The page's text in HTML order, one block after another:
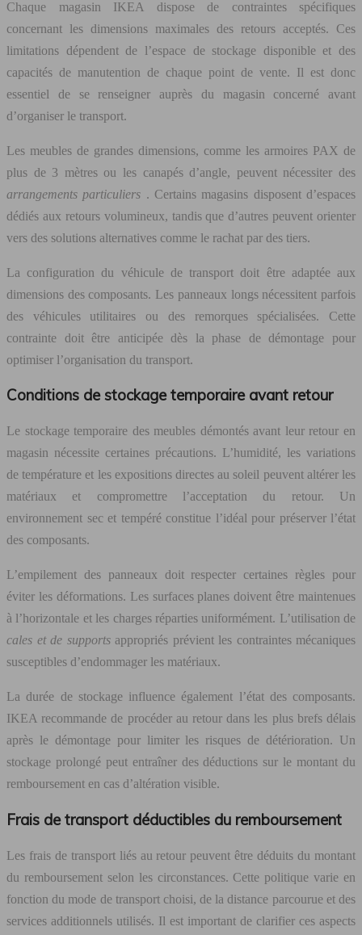
Chaque magasin IKEA dispose de contraintes spécifiques
concernant les dimensions maximales des retours acceptés. Ces
limitations dépendent de l’espace de stockage disponible et des
capacités de manutention de chaque point de vente. Il est donc
essentiel de se renseigner auprès du magasin concerné avant
d’organiser le transport.
Les meubles de grandes dimensions, comme les armoires PAX de
plus de 3 mètres ou les canapés d’angle, peuvent nécessiter des
arrangements particuliers . Certains magasins disposent d’espaces
dédiés aux retours volumineux, tandis que d’autres peuvent orienter
vers des solutions alternatives comme le rachat par des tiers.
La configuration du véhicule de transport doit être adaptée aux
dimensions des composants. Les panneaux longs nécessitent parfois
des véhicules utilitaires ou des remorques spécialisées. Cette
contrainte doit être anticipée dès la phase de démontage pour
optimiser l’organisation du transport.
Conditions de stockage temporaire avant retour
Le stockage temporaire des meubles démontés avant leur retour en
magasin nécessite certaines précautions. L’humidité, les variations
de température et les expositions directes au soleil peuvent altérer les
matériaux et compromettre l’acceptation du retour. Un
environnement sec et tempéré constitue l’idéal pour préserver l’état
des composants.
L’empilement des panneaux doit respecter certaines règles pour
éviter les déformations. Les surfaces planes doivent être maintenues
à l’horizontale et les charges réparties uniformément. L’utilisation de
cales et de supports appropriés prévient les contraintes mécaniques
susceptibles d’endommager les matériaux.
La durée de stockage influence également l’état des composants.
IKEA recommande de procéder au retour dans les plus brefs délais
après le démontage pour limiter les risques de détérioration. Un
stockage prolongé peut entraîner des déductions sur le montant du
remboursement en cas d’altération visible.
Frais de transport déductibles du remboursement
Les frais de transport liés au retour peuvent être déduits du montant
du remboursement selon les circonstances. Cette politique varie en
fonction du mode de transport choisi, de la distance parcourue et des
services additionnels utilisés. Il est important de clarifier ces aspects